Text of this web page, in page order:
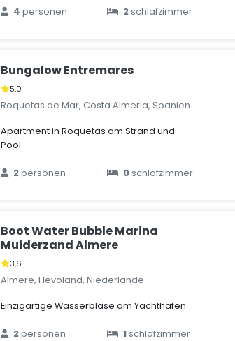
4personen 2schlafzimmer
Bungalow Entremares
5,0
Roquetas de Mar, Costa Almeria, Spanien
Apartment in Roquetas am Strand und
Pool
2personen 0schlafzimmer
Boot Water Bubble Marina
Muiderzand Almere
3,6
Almere, Flevoland, Niederlande
Einzigartige Wasserblase am Yachthafen
2personen 1schlafzimmer